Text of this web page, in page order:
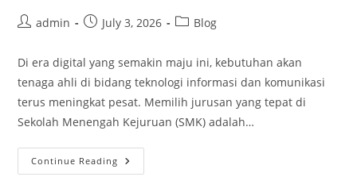
Postadmin
PostJuly 3, 2026
PostBlog
Di era digital yang semakin maju ini, kebutuhan akan
tenaga ahli di bidang teknologi informasi dan komunikasi
terus meningkat pesat. Memilih jurusan yang tepat di
Sekolah Menengah Kejuruan (SMK) adalah…
Continue Reading SMK
Darma